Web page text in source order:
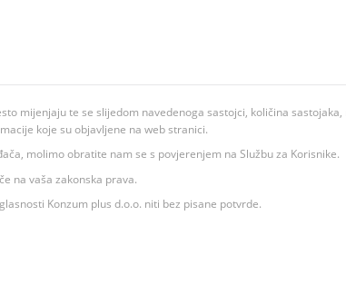
mijenjaju te se slijedom navedenoga sastojci, količina
koje su objavljene na web stranici.
molimo obratite nam se s povjerenjem na Službu za Korisnike.
na vaša zakonska prava.
Konzum plus d.o.o. niti bez pisane potvrde.